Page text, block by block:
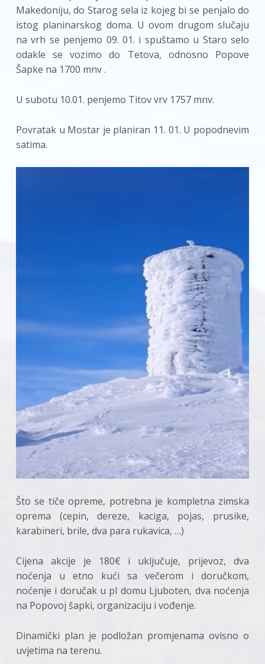
Makedoniju, do Starog sela iz kojeg bi se penjalo do
istog planinarskog doma. U ovom drugom slučaju
na vrh se penjemo 09. 01. i spuštamo u Staro selo
odakle se vozimo do Tetova, odnosno Popove
Šapke na 1700 mnv .
U subotu 10.01. penjemo Titov vrv 1757 mnv.
Povratak u Mostar je planiran 11. 01. U popodnevim
satima.
Što se tiče opreme, potrebna je kompletna zimska
oprema (cepin, dereze, kaciga, pojas, prusike,
karabineri, brile, dva para rukavica, …)
Cijena akcije je 180€ i uključuje, prijevoz, dva
noćenja u etno kući sa večerom i doručkom,
noćenje i doručak u pl domu Ljuboten, dva noćenja
na Popovoj šapki, organizaciju i vođenje.
Dinamički plan je podložan promjenama ovisno o
uvjetima na terenu.